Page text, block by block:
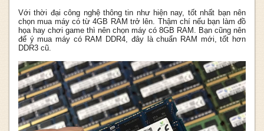
Với thời đại công nghệ thông tin như hiện nay, tốt nhất bạn nên
chọn mua máy có từ 4GB RAM trở lên. Thậm chí nếu bạn làm đồ
họa hay chơi game thì nên chọn máy có 8GB RAM. Bạn cũng nên
để ý mua máy có RAM DDR4, đây là chuẩn RAM mới, tốt hơn
DDR3 cũ.